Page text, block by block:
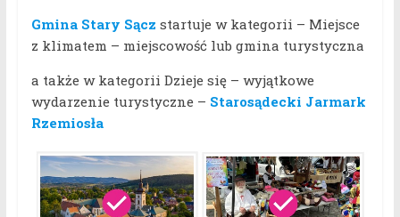
Gmina Stary Sącz startuje w kategorii – Miejsce
z klimatem – miejscowość lub gmina turystyczna
a także w kategorii Dzieje się – wyjątkowe
wydarzenie turystyczne – Starosądecki Jarmark
Rzemiosła